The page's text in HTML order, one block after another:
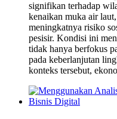
signifikan terhadap
kenaikan muka air
meningkatnya risiko
pesisir. Kondisi ini
tidak hanya berfokus
pada keberlanjutan
konteks tersebut,